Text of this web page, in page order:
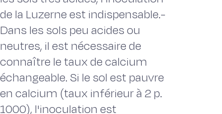
de la Luzerne est indispensable.-
Dans les sols peu acides ou
neutres, il est nécessaire de
connaître le taux de calcium
échangeable. Si le sol est pauvre
en calcium (taux inférieur à 2 p.
1000), l'inoculation est